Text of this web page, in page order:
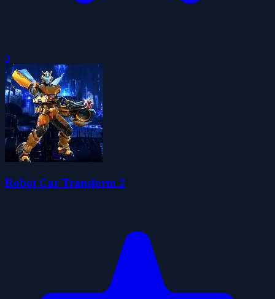
0
Robot Car Transform 2